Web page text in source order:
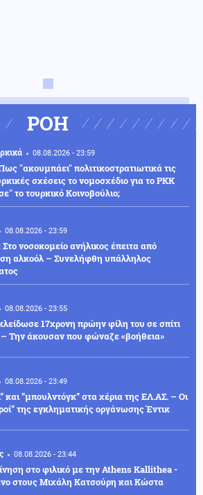
ΡΟΗ
08.08.2026 - 23:59
"ακουμπάει" πολιτικοστρατιωτικά τις
σχέσεις το νομοσχέδιο για το PKK
το τουρκικό Κοινοβούλιο;
08.08.2026 - 23:59
νοσοκομείο ανήλικος έπειτα από
αλκοόλ – Συνελήφθη υπάλληλος
08.08.2026 - 23:55
17χρονη πρώην φίλη του σε σπίτι
Την άκουσαν που φώναζε «βοήθεια»
08.08.2026 - 23:49
και ”μπουλντόγκ” στα χέρια της ΕΛ.ΑΣ. – Οι
της εγκληματικής οργάνωσης Έντικ
08.08.2026 - 23:44
στο φιλικό με την Athens Kallithea -
στους Μιχάλη Κατσούρη και Κώστα